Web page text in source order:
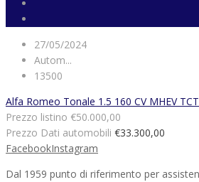
27/05/2024
Autom...
13500
Alfa Romeo Tonale 1.5 160 CV MHEV
Prezzo listino €50.000,00
Prezzo Dati automobili €33.300,00
FacebookInstagram
Dal 1959 punto di riferimento per